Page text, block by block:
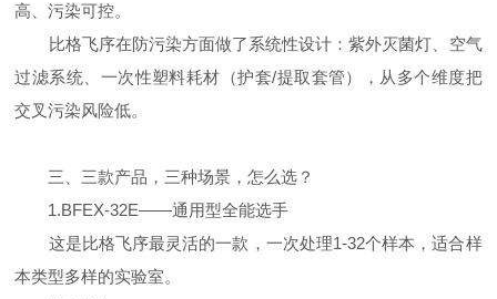
高、污染可控。
比格飞序在防污染方面做了系统性设计：紫外灭菌灯、空气
过滤系统、一次性塑料耗材（护套/提取套管），从多个维度把
交叉污染风险低。
三、三款产品，三种场景，怎么选？
1.BFEX-32E——通用型全能选手
这是比格飞序最灵活的一款，一次处理1-32个样本，适合样
本类型多样的实验室。